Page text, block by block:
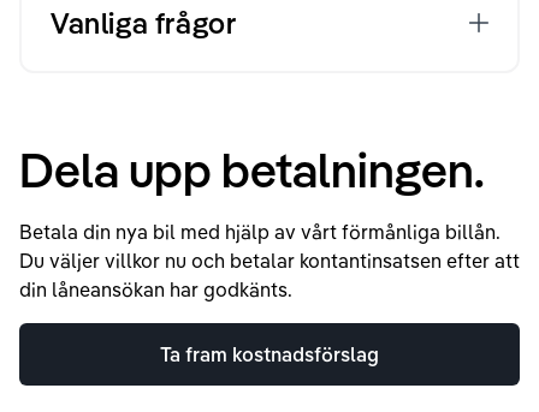
Vanliga frågor
Dela upp betalningen.
Betala din nya bil med hjälp av vårt förmånliga billån.
Du väljer villkor nu och betalar kontantinsatsen efter att
din låneansökan har godkänts.
Ta fram kostnadsförslag